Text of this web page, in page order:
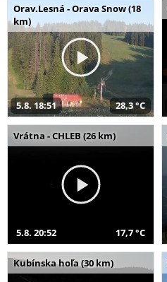
Orav.Lesná - Orava Snow (18
km)
5.8. 18:51 28,3 °C
Vrátna - CHLEB (26 km)
5.8. 20:52 17,7 °C
Kubínska hoľa (30 km)